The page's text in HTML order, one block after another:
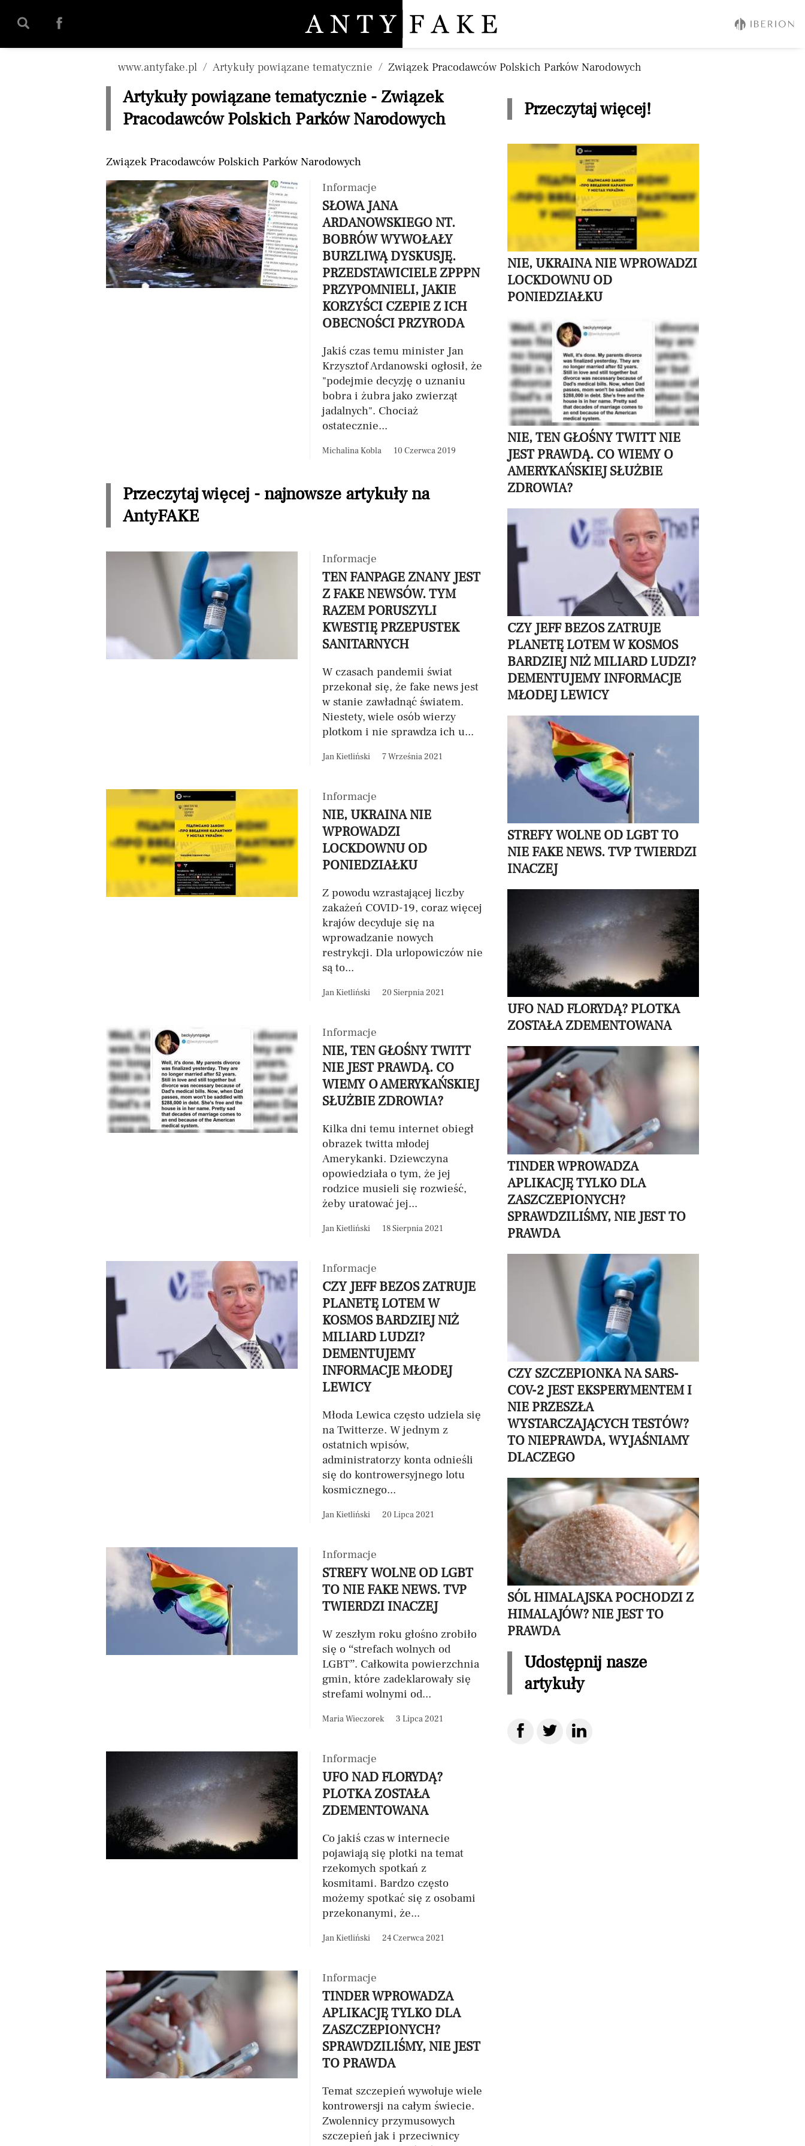
Pomiń nawigację
www.antyfake.pl Artykuły powiązane tematycznie Związek Pracodawców Polskich Parków Narodowych
Artykuły powiązane tematycznie - Związek
Pracodawców Polskich Parków Narodowych
Związek Pracodawców Polskich Parków Narodowych
Informacje
SŁOWA JANA
ARDANOWSKIEGO NT.
BOBRÓW WYWOŁAŁY
BURZLIWĄ DYSKUSJĘ.
PRZEDSTAWICIELE ZPPPN
PRZYPOMNIELI, JAKIE
KORZYŚCI CZEPIE Z ICH
OBECNOŚCI PRZYRODA
Jakiś czas temu minister Jan
Krzysztof Ardanowski ogłosił, że
"podejmie decyzję o uznaniu
bobra i żubra jako zwierząt
jadalnych". Chociaż
ostatecznie...
Michalina Kobla 10 Czerwca 2019
Przeczytaj więcej - najnowsze artykuły na
AntyFAKE
Informacje
TEN FANPAGE ZNANY JEST
Z FAKE NEWSÓW. TYM
RAZEM PORUSZYLI
KWESTIĘ PRZEPUSTEK
SANITARNYCH
W czasach pandemii świat
przekonał się, że fake news jest
w stanie zawładnąć światem.
Niestety, wiele osób wierzy
plotkom i nie sprawdza ich u...
Jan Kietliński 7 Września 2021
Informacje
NIE, UKRAINA NIE
WPROWADZI
LOCKDOWNU OD
PONIEDZIAŁKU
Z powodu wzrastającej liczby
zakażeń COVID-19, coraz więcej
krajów decyduje się na
wprowadzanie nowych
restrykcji. Dla urlopowiczów nie
są to...
Jan Kietliński 20 Sierpnia 2021
Informacje
NIE, TEN GŁOŚNY TWITT
NIE JEST PRAWDĄ. CO
WIEMY O AMERYKAŃSKIEJ
SŁUŻBIE ZDROWIA?
Kilka dni temu internet obiegł
obrazek twitta młodej
Amerykanki. Dziewczyna
opowiedziała o tym, że jej
rodzice musieli się rozwieść,
żeby uratować jej...
Jan Kietliński 18 Sierpnia 2021
Informacje
CZY JEFF BEZOS ZATRUJE
PLANETĘ LOTEM W
KOSMOS BARDZIEJ NIŻ
MILIARD LUDZI?
DEMENTUJEMY
INFORMACJE MŁODEJ
LEWICY
Młoda Lewica często udziela się
na Twitterze. W jednym z
ostatnich wpisów,
administratorzy konta odnieśli
się do kontrowersyjnego lotu
kosmicznego...
Jan Kietliński 20 Lipca 2021
Informacje
STREFY WOLNE OD LGBT
TO NIE FAKE NEWS. TVP
TWIERDZI INACZEJ
W zeszłym roku głośno zrobiło
się o “strefach wolnych od
LGBT”. Całkowita powierzchnia
gmin, które zadeklarowały się
strefami wolnymi od...
Maria Wieczorek 3 Lipca 2021
Informacje
UFO NAD FLORYDĄ?
PLOTKA ZOSTAŁA
ZDEMENTOWANA
Co jakiś czas w internecie
pojawiają się plotki na temat
rzekomych spotkań z
kosmitami. Bardzo często
możemy spotkać się z osobami
przekonanymi, że...
Jan Kietliński 24 Czerwca 2021
Informacje
TINDER WPROWADZA
APLIKACJĘ TYLKO DLA
ZASZCZEPIONYCH?
SPRAWDZILIŚMY, NIE JEST
TO PRAWDA
Temat szczepień wywołuje wiele
kontrowersji na całym świecie.
Zwolennicy przymusowych
szczepień jak i przeciwnicy
Przeczytaj więcej!
NIE, UKRAINA NIE WPROWADZI
LOCKDOWNU OD
PONIEDZIAŁKU
NIE, TEN GŁOŚNY TWITT NIE
JEST PRAWDĄ. CO WIEMY O
AMERYKAŃSKIEJ SŁUŻBIE
ZDROWIA?
CZY JEFF BEZOS ZATRUJE
PLANETĘ LOTEM W KOSMOS
BARDZIEJ NIŻ MILIARD LUDZI?
DEMENTUJEMY INFORMACJE
MŁODEJ LEWICY
STREFY WOLNE OD LGBT TO
NIE FAKE NEWS. TVP TWIERDZI
INACZEJ
UFO NAD FLORYDĄ? PLOTKA
ZOSTAŁA ZDEMENTOWANA
TINDER WPROWADZA
APLIKACJĘ TYLKO DLA
ZASZCZEPIONYCH?
SPRAWDZILIŚMY, NIE JEST TO
PRAWDA
CZY SZCZEPIONKA NA SARS-
COV-2 JEST EKSPERYMENTEM I
NIE PRZESZŁA
WYSTARCZAJĄCYCH TESTÓW?
TO NIEPRAWDA, WYJAŚNIAMY
DLACZEGO
SÓL HIMALAJSKA POCHODZI Z
HIMALAJÓW? NIE JEST TO
PRAWDA
Udostępnij nasze
artykuły